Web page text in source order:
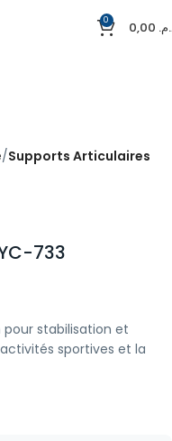
0
Supports Articulaires
733
pour stabilisation et
sportives et la